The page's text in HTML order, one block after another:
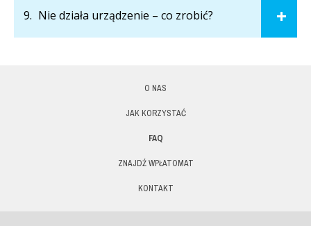
9. Nie działa urządzenie – co zrobić?
O NAS
JAK KORZYSTAĆ
FAQ
ZNAJDŹ WPŁATOMAT
KONTAKT